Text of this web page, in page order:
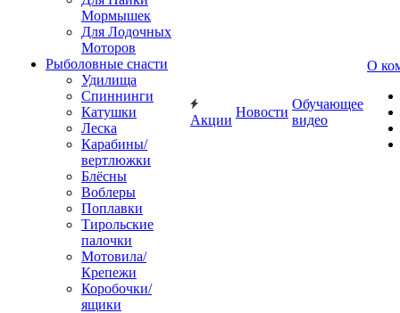
Мормышек
Для Лодочных
Моторов
Рыболовные снасти
Удилища
Спиннинги
Катушки
Леска
Карабины/
вертлюжки
Блёсны
Воблеры
Поплавки
Тирольские
палочки
Мотовила/
Крепежи
Коробочки/
ящики
Акции
Новости
Обучающее
видео
О